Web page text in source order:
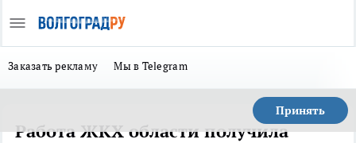
Заказать рекламу Мы в Telegram
Принять
Работа ЖКХ области получила